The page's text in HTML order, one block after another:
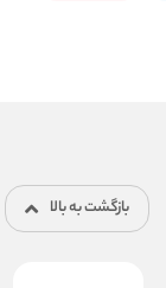
بازگشت به بالا